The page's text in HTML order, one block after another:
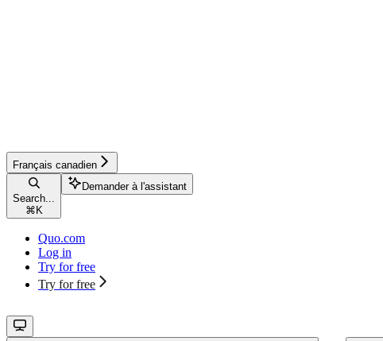
Français canadien
Search...
⌘ K
Demander à l'assistant
Quo.com
Log in
Try for free
Try for free